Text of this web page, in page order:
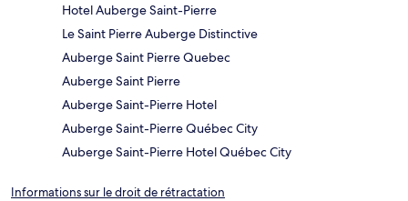
Hotel Auberge Saint-Pierre
Le Saint Pierre Auberge Distinctive
Auberge Saint Pierre Quebec
Auberge Saint Pierre
Auberge Saint-Pierre Hotel
Auberge Saint-Pierre Québec City
Auberge Saint-Pierre Hotel Québec City
Informations sur le droit de rétractation